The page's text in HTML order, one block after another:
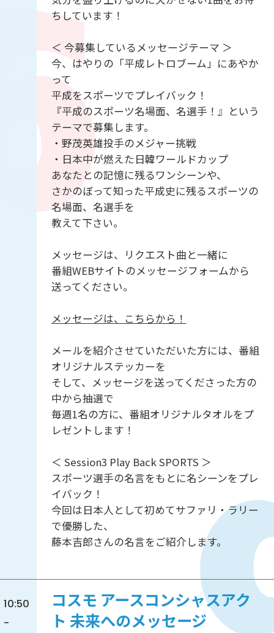
ちしています！
＜ 今募集しているメッセージテーマ ＞
今、はやりの「平成レトロブーム」にあやか
って
平成をスポーツでプレイバック！
『平成のスポーツ名場面、名選手！』という
テーマで募集します。
・野茂英雄投手のメジャー挑戦
・日本中が燃えた日韓ワールドカップ
あなたとの記憶に残るワンシーンや、
さかのぼって知った平成史に残るスポーツの
名場面、名選手を
教えて下さい。
メッセージは、リクエスト曲と一緒に
番組WEBサイトのメッセージフォームから
送ってください。
メッセージは、こちらから！
メールを紹介させていただいた方には、番組
オリジナルステッカーを
そして、メッセージを送ってくださった方の
中から抽選で
毎週1名の方に、番組オリジナルタオルをプ
レゼントします！
＜ Session3 Play Back SPORTS ＞
スポーツ選手の名言をもとに名シーンをプレ
イバック！
今回は日本人として初めてサファリ・ラリー
で優勝した、
藤本吉郎さんの名言をご紹介します。
10:50
-
コスモ アースコンシャスアク
ト 未来へのメッセージ